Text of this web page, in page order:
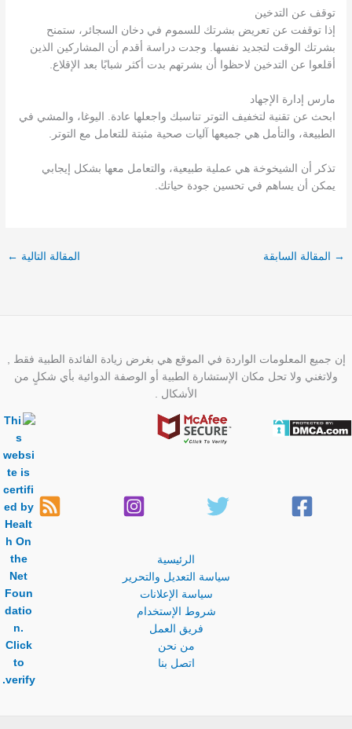
توقف عن التدخين
إذا توقفت عن تعريض بشرتك للسموم في دخان السجائر، ستمنح
بشرتك الوقت لتجديد نفسها. وجدت دراسة أقدم أن المشاركين الذين
أقلعوا عن التدخين لاحظوا أن بشرتهم بدت أكثر شبابًا بعد الإقلاع.
مارس إدارة الإجهاد
ابحث عن تقنية لتخفيف التوتر تناسبك واجعلها عادة. اليوغا، والمشي في
الطبيعة، والتأمل هي جميعها آليات صحية مثبتة للتعامل مع التوتر.
تذكر أن الشيخوخة هي عملية طبيعية، والتعامل معها بشكل إيجابي
يمكن أن يساهم في تحسين جودة حياتك.
→ المقالة السابقة المقالة التالية ←
إن جميع المعلومات الواردة في الموقع هي بغرض زيادة الفائدة الطبية فقط ,
ولاتغني ولا تحل مكان الإستشارة الطبية أو الوصفة الدوائية بأي شكلٍ من
الأشكال .
الرئيسية
سياسة التعديل والتحرير
سياسة الإعلانات
شروط الإستخدام
فريق العمل
من نحن
اتصل بنا